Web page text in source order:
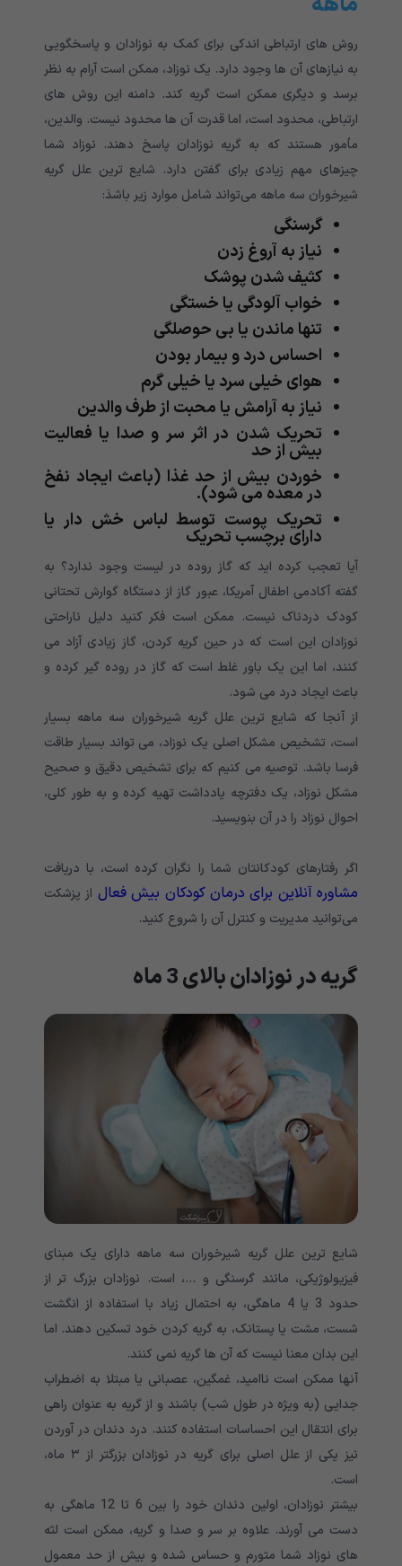
روش های ارتباطی اندکی برای کمک به نوزادان و پاسخگویی
به نیازهای آن ها وجود دارد. یک نوزاد، ممکن است آرام به نظر
برسد و دیگری ممکن است گریه کند. دامنه این روش های
ارتباطی، محدود است، اما قدرت آن ها محدود نیست. والدین،
مأمور هستند که به گریه نوزادان پاسخ دهند. نوزاد شما
چیزهای مهم زیادی برای گفتن دارد. شایع ترین علل گریه
شیرخوران سه ماهه می‌تواند شامل موارد زیر باشذ:
گرسنگی
نیاز به آروغ زدن
کثیف شدن پوشک
خواب آلودگی یا خستگی
تنها ماندن یا بی حوصلگی
احساس درد و بیمار بودن
هوای خیلی سرد یا خیلی گرم
نیاز به آرامش یا محبت از طرف والدین
تحریک‌ شدن در اثر سر و صدا یا فعالیت
بیش از حد
خوردن بیش از حد غذا (باعث ایجاد نفخ
در معده می شود).
تحریک‌ پوست توسط لباس خش دار یا
دارای برچسب تحریک
آیا تعجب کرده اید که گاز روده در لیست وجود ندارد؟ به
گفته آکادمی اطفال آمریکا، عبور گاز از دستگاه گوارش تحتانی
کودک دردناک نیست. ممکن است فکر کنید دلیل ناراحتی
نوزادان این است که در حین گریه کردن، گاز زیادی آزاد می
کنند، اما این یک باور غلط است که گاز در روده گیر کرده و
باعث ایجاد درد می شود.
از آنجا که شایع ترین علل گریه شیرخوران سه ماهه بسیار
است، تشخیص مشکل اصلی یک‌ نوزاد، می تواند بسیار طاقت
فرسا باشد. توصیه می کنیم که برای تشخیص دقیق و صحیح
مشکل نوزاد، یک ‌دفترچه یادداشت تهیه کرده و به طور کلی،
احوال نوزاد را در آن بنویسید.
اگر رفتارهای کودکانتان شما را نگران کرده است، با دریافت
مشاوره آنلاین برای درمان کودکان بیش ‌فعال از پزشکت
می‌توانید مدیریت و کنترل آن را شروع کنید.
گریه در نوزادان بالای 3 ماه
شایع ترین علل گریه شیرخوران سه ماهه دارای یک مبنای
فیزیولوژیکی، مانند گرسنگی و …، است. نوزادان بزرگ تر از
حدود 3 یا 4 ماهگی، به احتمال زیاد با استفاده از انگشت
شست، مشت یا پستانک، به گریه کردن خود تسکین دهند. اما
این بدان معنا نیست که آن ها گریه نمی کنند.
آنها ممکن است ناامید، غمگین، عصبانی یا مبتلا به اضطراب
جدایی (به ویژه در طول شب) باشند و از گریه به عنوان راهی
برای انتقال این احساسات استفاده کنند. درد دندان در آوردن
نیز یکی از علل اصلی برای گریه در نوزادان بزرگتر از ۳ ماه،
است.
بیشتر نوزادان، اولین دندان خود را بین 6 تا 12 ماهگی به
دست می آورند. علاوه بر سر و صدا و گریه، ممکن است لثه
های نوزاد شما متورم و حساس شده و بیش از حد معمول